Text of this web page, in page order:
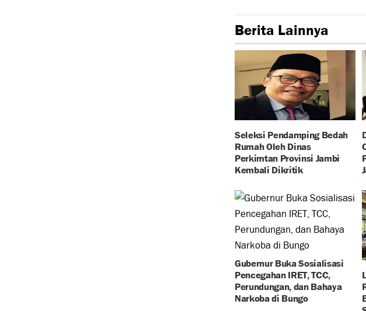
Berita Lainnya
Seleksi Pendamping Bedah
Rumah Oleh Dinas
Perkimtan Provinsi Jambi
Kembali Dikritik
Gubernur Buka Sosialisasi
Pencegahan IRET, TCC,
Perundungan, dan Bahaya
Narkoba di Bungo